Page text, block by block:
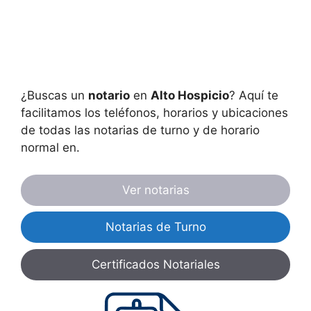
¿Buscas un notario en Alto Hospicio? Aquí te
facilitamos los teléfonos, horarios y ubicaciones
de todas las notarias de turno y de horario
normal en.
Ver notarias
Notarias de Turno
Certificados Notariales